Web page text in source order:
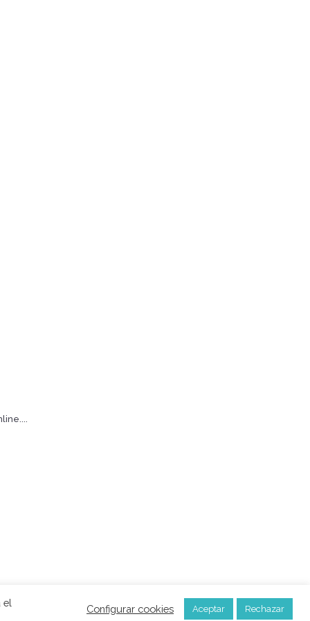
de privacidad
el
Configurar cookies Aceptar Rechazar